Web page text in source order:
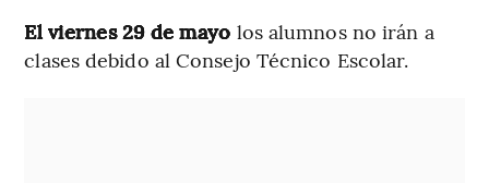
El viernes 29 de mayo los alumnos no irán a
clases debido al Consejo Técnico Escolar.